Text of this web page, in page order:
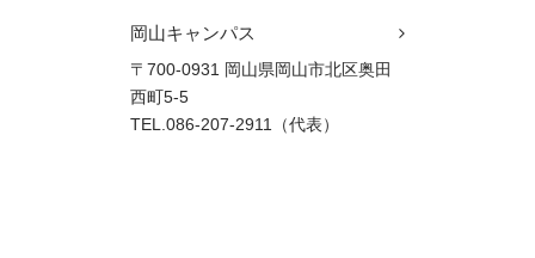
岡山キャンパス
〒700-0931 岡山県岡山市北区奥田
西町5-5
TEL.086-207-2911（代表）